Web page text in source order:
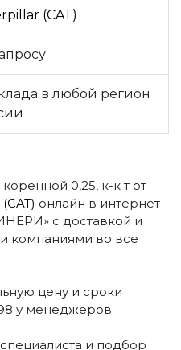
(CAT)
в любой регион
0,25, к-к т от
онлайн в интернет-
с доставкой и
компаниями во все
цену и сроки
у менеджеров.
и подбор